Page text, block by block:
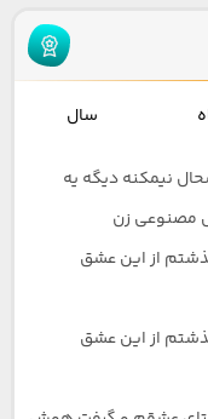
سال
نیمکنه دیگه یه
مصنوعی زن
از این عشق
از این عشق